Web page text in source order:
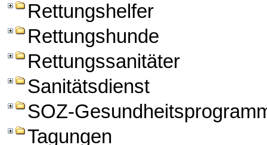
Rettungshelfer
Rettungshunde
Rettungssanitäter
Sanitätsdienst
SOZ-
Tagungen